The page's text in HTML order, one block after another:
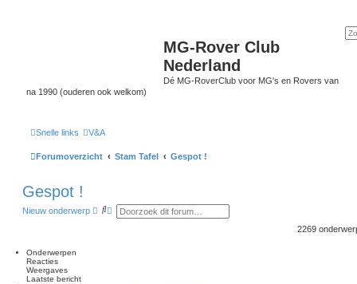
MG-Rover Club
Nederland
Dé MG-RoverClub voor MG's en Rovers van
na 1990 (ouderen ook welkom)
Snelle links V&A
Forumoverzicht Stam Tafel Gespot !
Gespot !
Nieuw onderwerp
Z U
2269
Onderwerpen
Reacties
Weergaves
Laatste bericht